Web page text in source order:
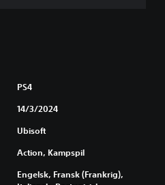
PS4
14/3/2024
Ubisoft
Action, Kampspil
Engelsk, Fransk (Frankrig),